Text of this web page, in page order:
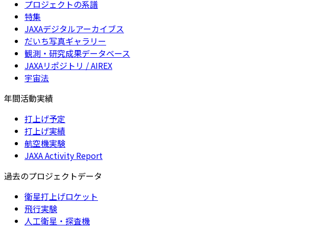
プロジェクトの系譜
特集
JAXAデジタルアーカイブス
だいち写真ギャラリー
観測・研究成果データベース
JAXAリポジトリ / AIREX
宇宙法
年間活動実績
打上げ予定
打上げ実績
航空機実験
JAXA Activity Report
過去のプロジェクトデータ
衛星打上げロケット
飛行実験
人工衛星・探査機